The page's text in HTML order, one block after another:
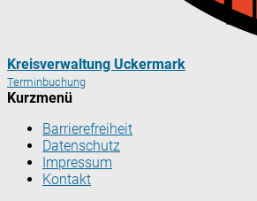
Kreisverwaltung Uckermark
Terminbuchung
Kurzmenü
Barrierefreiheit
Datenschutz
Impressum
Kontakt